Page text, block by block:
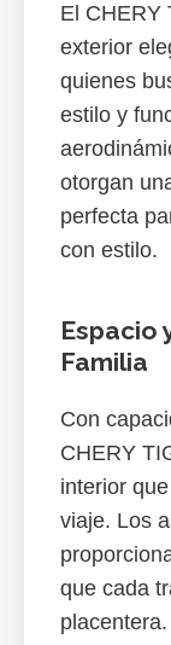
El CHERY
exterior
quienes
estilo y
otorgan
perfecta
con estilo.
Espacio
Familia
Con
CHERY
interior
viaje. Los
que cada
placentera.